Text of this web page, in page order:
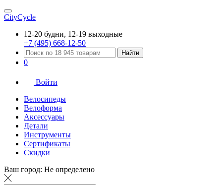
CityCycle
12-20 будни, 12-19 выходные
+7 (495) 668-12-50
Найти
0
Войти
Велосипеды
Велоформа
Аксессуары
Детали
Инструменты
Сертификаты
Скидки
Ваш город: Не определено